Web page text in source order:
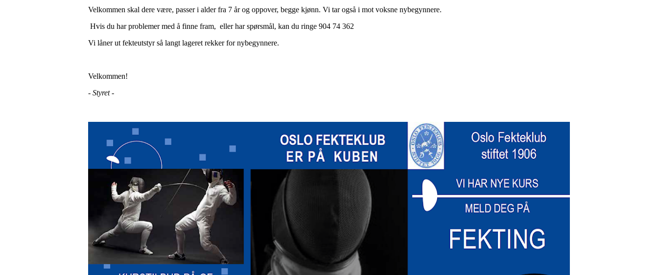
Velkommen skal dere være, passer i alder fra 7 år og oppover, begge kjønn. Vi tar også i mot voksne nybegynnere.
Hvis du har problemer med å finne fram, eller har spørsmål, kan du ringe 904 74 362
Vi låner ut fekteutstyr så langt lageret rekker for nybegynnere.
Velkommen!
- Styret -